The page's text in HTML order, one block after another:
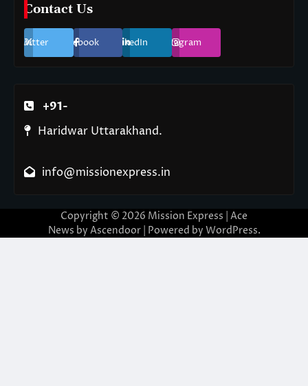
Contact Us
Twitter Facebook LinkedIn Instagram
+91-
Haridwar Uttarakhand.
info@missionexpress.in
Copyright © 2026 Mission Express | Ace
News by Ascendoor| Powered by WordPress.